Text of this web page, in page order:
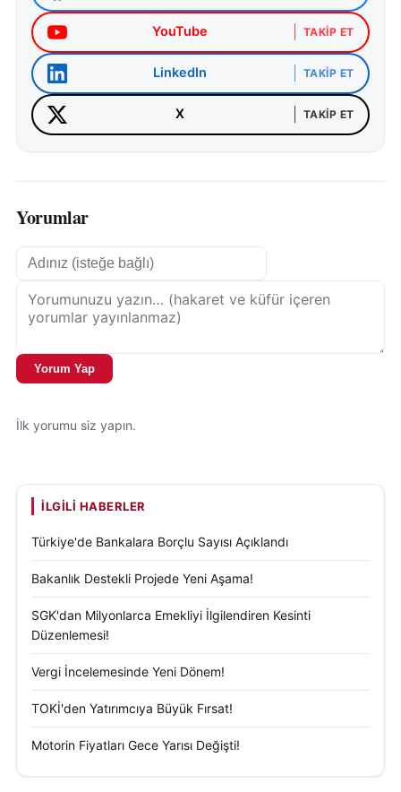
YouTube TAKIP ET
LinkedIn TAKIP ET
X TAKIP ET
Yorumlar
Yorum Yap
İlk yorumu siz yapın.
İLGILI HABERLER
Türkiye'de Bankalara Borçlu Sayısı Açıklandı
Bakanlık Destekli Projede Yeni Aşama!
SGK'dan Milyonlarca Emekliyi İlgilendiren Kesinti
Düzenlemesi!
Vergi İncelemesinde Yeni Dönem!
TOKİ'den Yatırımcıya Büyük Fırsat!
Motorin Fiyatları Gece Yarısı Değişti!